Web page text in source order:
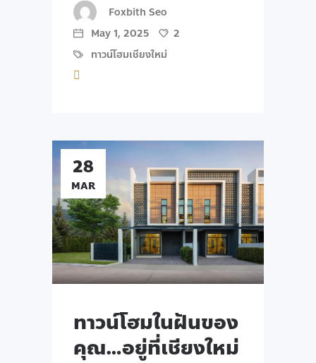
Foxbith Seo
May 1, 2025
2
ทาวน์โฮมเชียงใหม่
28
MAR
ทาวน์โฮมในฝันของ
คุณ…อยู่ที่เชียงใหม่